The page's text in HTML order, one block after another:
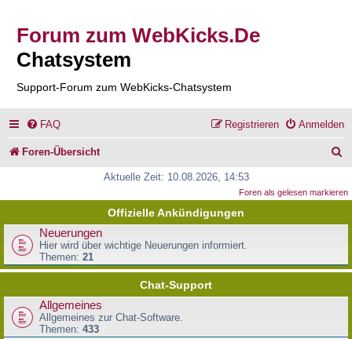
Forum zum WebKicks.De
Chatsystem
Support-Forum zum WebKicks-Chatsystem
FAQ Anmelden
Registrieren
Foren-Übersicht
c
Aktuelle Zeit: 10.08.2026, 14:53
Foren als gelesen markieren
Offizielle Ankündigungen
Neuerungen
Hier wird über wichtige Neuerungen informiert.
Themen: 21
Chat-Support
Allgemeines
Allgemeines zur Chat-Software.
Themen: 433